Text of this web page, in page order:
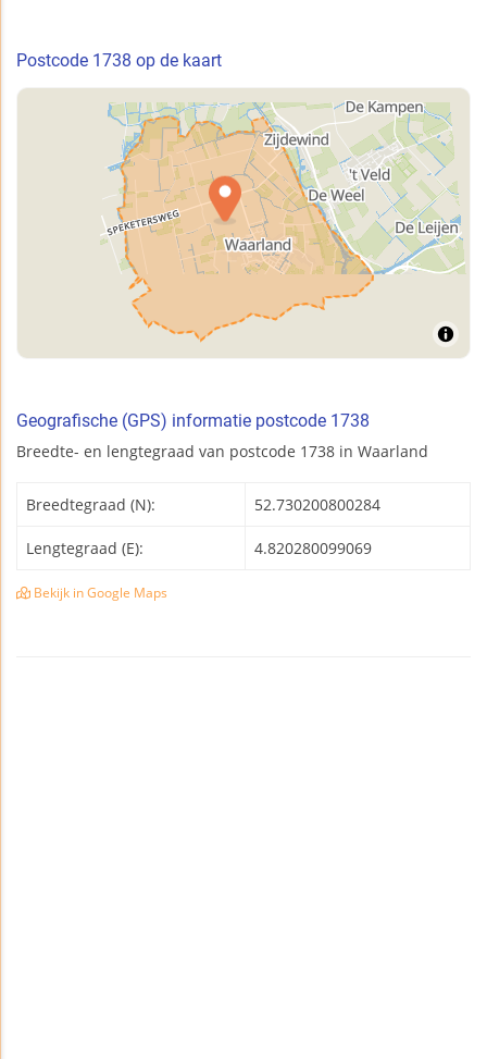
Postcode 1738 op de kaart
Geografische (GPS) informatie postcode 1738
Breedte- en lengtegraad van postcode 1738 in Waarland
Breedtegraad (N): 52.730200800284
Lengtegraad (E): 4.820280099069
Bekijk in Google Maps